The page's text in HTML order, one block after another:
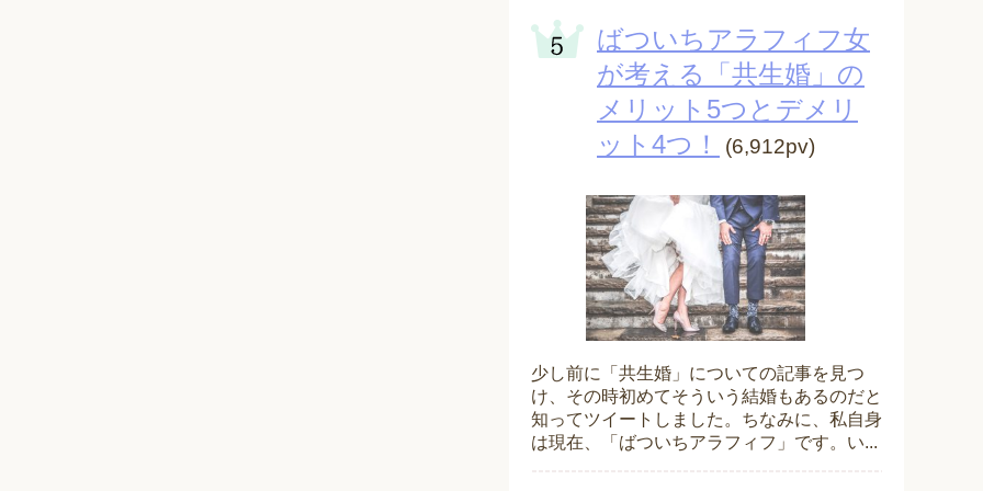
ばついちアラフィフ女
が考える「共生婚」の
メリット5つとデメリ
ット4つ！
(6,912pv)
少し前に「共生婚」についての記事を見つ
け、その時初めてそういう結婚もあるのだと
知ってツイートしました。ちなみに、私自身
は現在、「ばついちアラフィフ」です。い...